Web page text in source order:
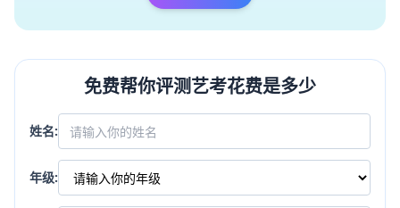
免费帮你评测艺考花费是多少
姓名:
年级: